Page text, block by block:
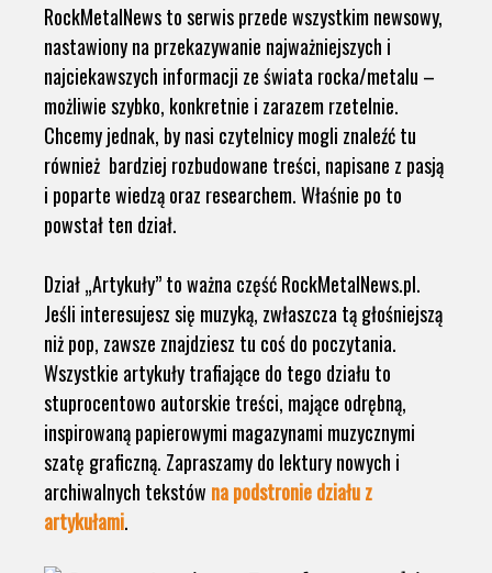
RockMetalNews to serwis przede wszystkim newsowy,
nastawiony na przekazywanie najważniejszych i
najciekawszych informacji ze świata rocka/metalu –
możliwie szybko, konkretnie i zarazem rzetelnie.
Chcemy jednak, by nasi czytelnicy mogli znaleźć tu
również bardziej rozbudowane treści, napisane z pasją
i poparte wiedzą oraz researchem. Właśnie po to
powstał ten dział.
Dział „Artykuły” to ważna część RockMetalNews.pl.
Jeśli interesujesz się muzyką, zwłaszcza tą głośniejszą
niż pop, zawsze znajdziesz tu coś do poczytania.
Wszystkie artykuły trafiające do tego działu to
stuprocentowo autorskie treści, mające odrębną,
inspirowaną papierowymi magazynami muzycznymi
szatę graficzną. Zapraszamy do lektury nowych i
archiwalnych tekstów na podstronie działu z
artykułami.